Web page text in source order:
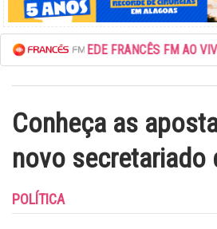
ESCUTE A REDE FRANCÊS FM AO VIVO
Conheça as
novo secretariado
POLÍTICA